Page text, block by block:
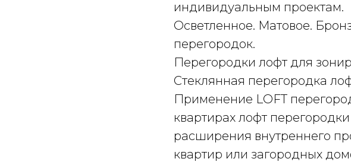
индивидуальным проектам.
Осветленное. Матовое.
перегородок.
Перегородки лофт для
Стеклянная перегородка
Применение LOFT
квартирах лофт
расширения внутреннего
квартир или загородных